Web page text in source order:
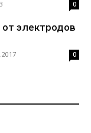
0
электродов
0